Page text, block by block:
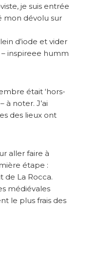
je suis entrée
mon dévolu sur
d’iode et vider
inspireee humm
était ‘hors-
noter. J’ai
des lieux ont
aller faire à
étape :
de La Rocca.
médiévales
le plus frais des